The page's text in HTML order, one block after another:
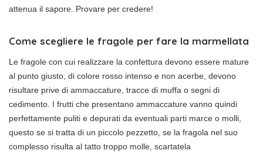
attenua il sapore. Provare per credere!
Come scegliere le fragole per fare la marmellata
Le fragole con cui realizzare la confettura devono essere mature
al punto giusto, di colore rosso intenso e non acerbe, devono
risultare prive di ammaccature, tracce di muffa o segni di
cedimento. I frutti che presentano ammaccature vanno quindi
perfettamente puliti e depurati da eventuali parti marce o molli,
questo se si tratta di un piccolo pezzetto, se la fragola nel suo
complesso risulta al tatto troppo molle, scartatela